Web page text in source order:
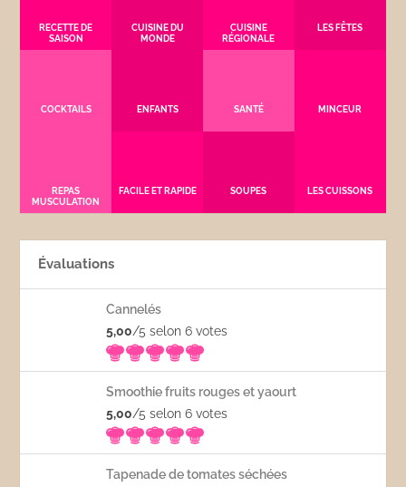
RECETTE DE
SAISON
CUISINE DU
MONDE
CUISINE
RÉGIONALE
LES FÊTES
COCKTAILS ENFANTS SANTÉ MINCEUR
REPAS
MUSCULATION
FACILE ET RAPIDE SOUPES LES CUISSONS
Évaluations
Cannelés
5,00/5 selon 6votes
Smoothie fruits rouges et yaourt
5,00/5 selon 6votes
Tapenade de tomates séchées